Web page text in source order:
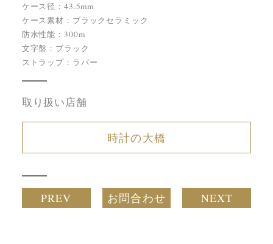
ケース径：43.5mm
ケース素材：ブラックセラミック
防水性能：300m
文字盤：ブラック
ストラップ：ラバー
取り扱い店舗
時計の大橋
PREV お問合わせ NEXT